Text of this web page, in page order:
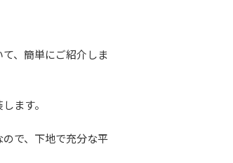
、簡単にご紹介しま
ます。
で、下地で充分な平